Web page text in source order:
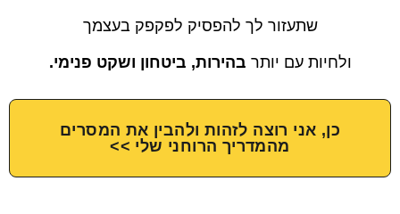
שתעזור לך להפסיק לפקפק בעצמך
ולחיות עם יותר בהירות, ביטחון ושקט פנימי.
כן, אני רוצה לזהות ולהבין את המסרים
מהמדריך הרוחני שלי >>